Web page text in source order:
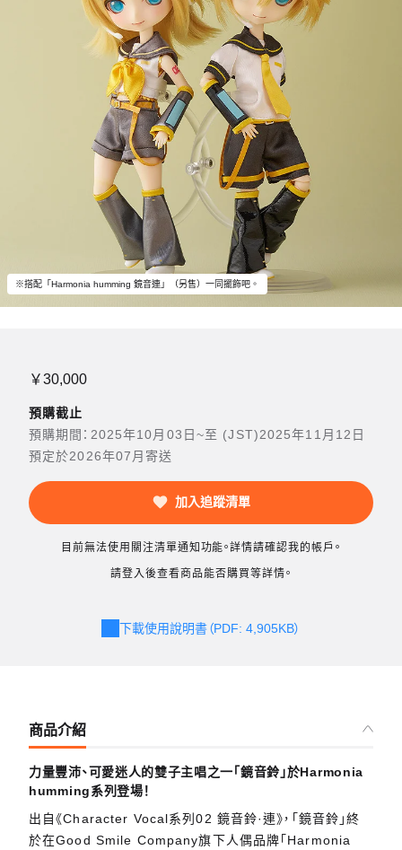
※搭配「Harmonia humming 鏡音連」（另售）一同擺飾吧。
￥30,000
預購截止
預購期間：2025年10月03日~至 (JST)2025年11月12日
預定於2026年07月寄送
加入追蹤清單
目前無法使用關注清單通知功能。詳情請確認我的帳戶。
請登入後查看商品能否購買等詳情。
下載使用說明書（PDF: 4,905KB）
商品介紹
力量豐沛、可愛迷人的雙子主唱之一「鏡音鈴」於Harmonia
humming系列登場！
出自《Character Vocal系列02 鏡音鈴·連》，「鏡音鈴」終
於在Good Smile Company旗下人偶品牌「Harmonia